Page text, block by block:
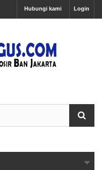
Login
Hubungi kami